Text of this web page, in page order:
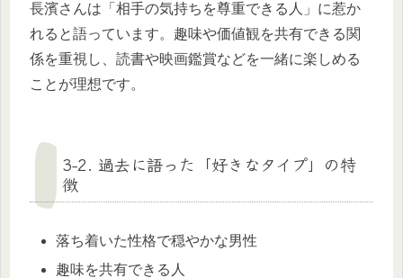
長濱さんは「相手の気持ちを尊重できる人」に惹か
れると語っています。趣味や価値観を共有できる関
係を重視し、読書や映画鑑賞などを一緒に楽しめる
ことが理想です。
3-2. 過去に語った「好きなタイプ」の特
徴
落ち着いた性格で穏やかな男性
趣味を共有できる人